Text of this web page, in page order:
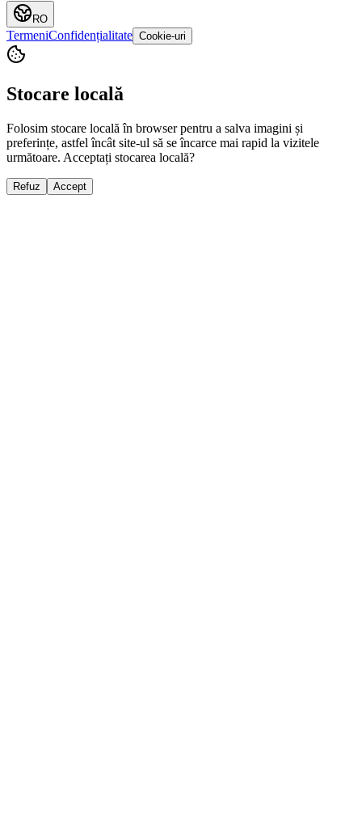
RO
TermeniConfidențialitate Cookie-uri
Stocare locală
Folosim stocare locală în browser pentru a salva imagini și
preferințe, astfel încât site-ul să se încarce mai rapid la vizitele
următoare. Acceptați stocarea locală?
Refuz Accept